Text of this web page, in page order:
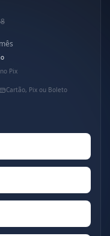
Pix
Cartão, Pix ou Boleto